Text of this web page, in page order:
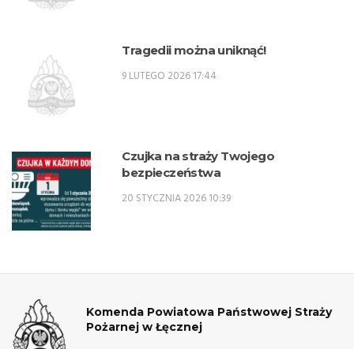
r. – SPO
Tragedii można uniknąć!
9 LUTEGO 2026 17:44
Czujka na straży Twojego
bezpieczeństwa
20 STYCZNIA 2026 10:39
Komenda Powiatowa Państwowej Straży
Pożarnej w Łęcznej